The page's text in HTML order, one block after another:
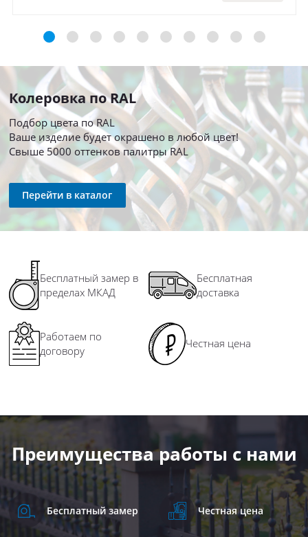
Колеровка по RAL
Подбор цвета по RAL
Ваше изделие будет окрашено в любой цвет!
Свыше 5000 оттенков палитры RAL
Перейти в каталог
Бесплатный замер в
пределах МКАД
Бесплатная
доставка
Работаем по
договору
Честная цена
Преимущества работы с нами
Бесплатный замер Честная цена